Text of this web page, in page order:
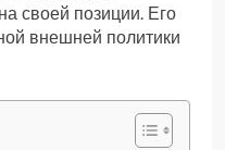
своей позиции. Его
внешней политики